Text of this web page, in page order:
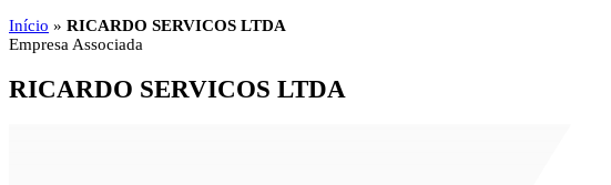
Início » RICARDO SERVICOS LTDA
Empresa Associada
RICARDO SERVICOS LTDA